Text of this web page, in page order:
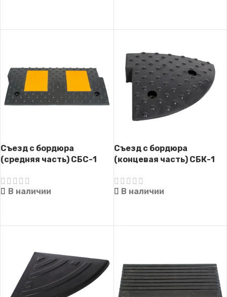
Съезд с бордюра
(средняя часть) СБС-1
В наличии
Съезд с бордюра
(концевая часть) СБК-1
В наличии